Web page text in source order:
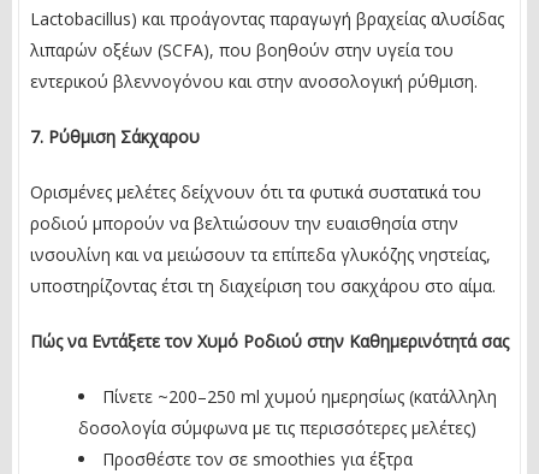
Lactobacillus) και προάγοντας παραγωγή βραχείας αλυσίδας
λιπαρών οξέων (SCFA), που βοηθούν στην υγεία του
εντερικού βλεννογόνου και στην ανοσολογική ρύθμιση.
7. Ρύθμιση Σάκχαρου
Ορισμένες μελέτες δείχνουν ότι τα φυτικά συστατικά του
ροδιού μπορούν να βελτιώσουν την ευαισθησία στην
ινσουλίνη και να μειώσουν τα επίπεδα γλυκόζης νηστείας,
υποστηρίζοντας έτσι τη διαχείριση του σακχάρου στο αίμα.
Πώς να Εντάξετε τον Χυμό Ροδιού στην Καθημερινότητά σας
Πίνετε ~200–250 ml χυμού ημερησίως (κατάλληλη
δοσολογία σύμφωνα με τις περισσότερες μελέτες)
Προσθέστε τον σε smoothies για έξτρα